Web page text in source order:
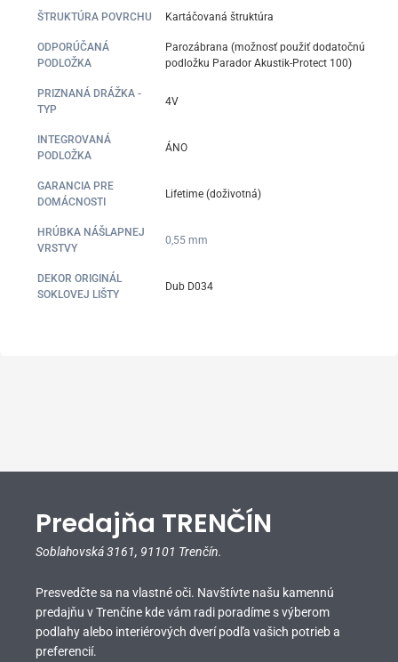
ŠTRUKTÚRA POVRCHU Kartáčovaná štruktúra
ODPORÚČANÁ
PODLOŽKA
Parozábrana (možnosť použiť dodatočnú
podložku Parador Akustik-Protect 100)
PRIZNANÁ DRÁŽKA -
TYP
4V
INTEGROVANÁ
PODLOŽKA
ÁNO
GARANCIA PRE
DOMÁCNOSTI
Lifetime (doživotná)
HRÚBKA NÁŠLAPNEJ
VRSTVY
0,55 mm
DEKOR ORIGINÁL
SOKLOVEJ LIŠTY
Dub D034
Predajňa TRENČÍN
Soblahovská 3161, 91101 Trenčín.
Presvedčte sa na vlastné oči. Navštívte našu kamennú
predajňu v Trenčíne kde vám radi poradíme s výberom
podlahy alebo interiérových dverí podľa vašich potrieb a
preferencií.